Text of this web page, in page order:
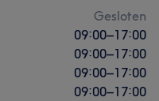
Gesloten
09:00–17:00
09:00–17:00
09:00–17:00
09:00–17:00